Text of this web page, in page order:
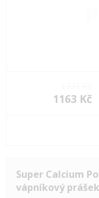
1163 Kč
Super Calcium
vápníkový